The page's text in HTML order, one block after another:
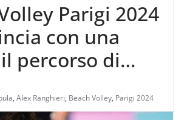
Parigi 2024
con una
percorso di
e Adrian
, Alex Ranghieri, Beach Volley, Parigi 2024